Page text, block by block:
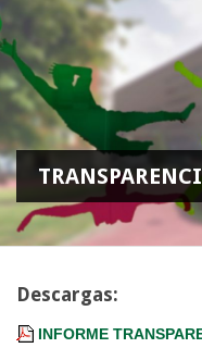
Descargas:
INFORME